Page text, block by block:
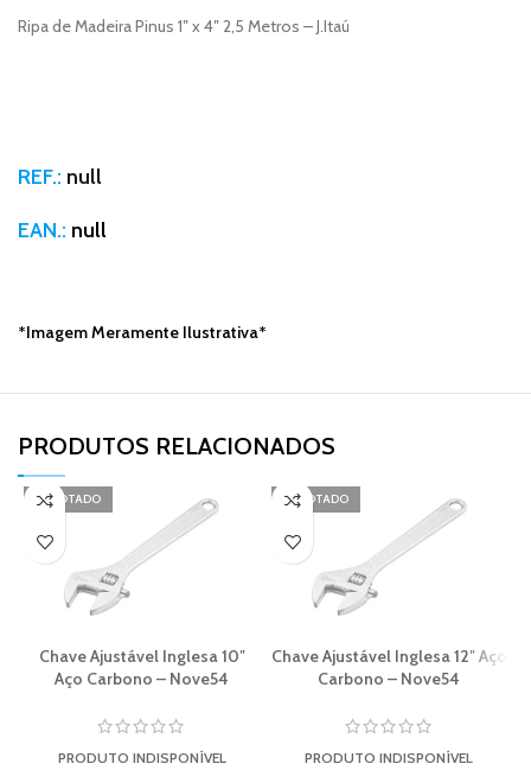
Ripa de Madeira Pinus 1″ x 4″ 2,5 Metros – J.Itaú
REF.: null
EAN.: null
*Imagem Meramente Ilustrativa*
PRODUTOS RELACIONADOS​
ESGOTADO
Chave Ajustável Inglesa 10″
Aço Carbono – Nove54
PRODUTO INDISPONÍVEL
ESGOTADO
Chave Ajustável Inglesa 12″ Aço
Carbono – Nove54
PRODUTO INDISPONÍVEL